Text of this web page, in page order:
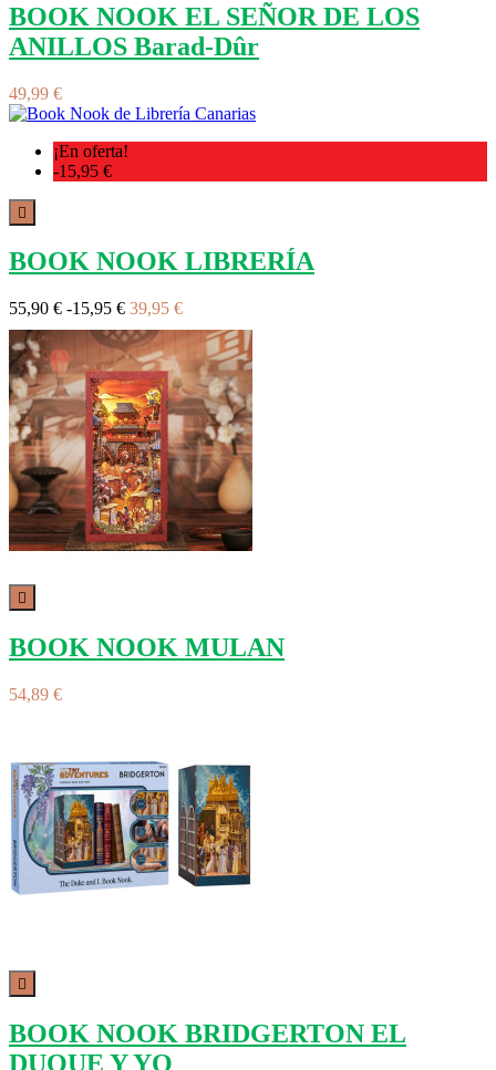
BOOK NOOK EL SEÑOR DE LOS
ANILLOS Barad-Dûr
49,99 €
¡En oferta!
-15,95 €

BOOK NOOK LIBRERÍA
55,90 € -15,95 € 39,95 €

BOOK NOOK MULAN
54,89 €

BOOK NOOK BRIDGERTON EL
DUQUE Y YO